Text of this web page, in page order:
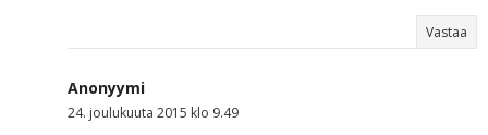
Vastaa
Anonyymi
24. joulukuuta 2015 klo 9.49